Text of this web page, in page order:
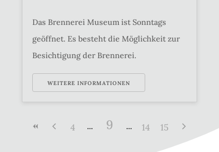
Das Brennerei Museum ist Sonntags
geöffnet. Es besteht die Möglichkeit zur
Besichtigung der Brennerei.
WEITERE INFORMATIONEN
4 9 14 15